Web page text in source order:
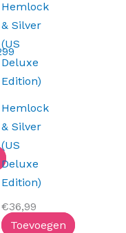
Hemlock
& Silver
(US
Deluxe
Edition)
€36,99
Toevoegen